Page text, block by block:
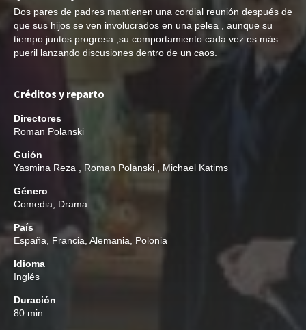
Dos pares de padres mantienen una cordial reunión después de
que sus hijos se ven involucrados en una pelea , aunque su
tiempo juntos progresa ,su comportamiento cada vez es más
pueril lanzando discusiones dentro de un caos.
Créditos y reparto
Directores
Roman Polanski
Guión
Yasmina Reza
Roman Polanski Michael Katims
Género
Comedia
Drama
País
España, Francia, Alemania, Polonia
Idioma
Inglés
Duración
80 min